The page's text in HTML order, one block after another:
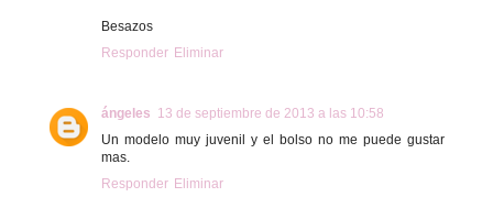
Besazos
Responder Eliminar
ángeles 13 de septiembre de 2013 a las 10:58
Un modelo muy juvenil y el bolso no me puede gustar
mas.
Responder Eliminar